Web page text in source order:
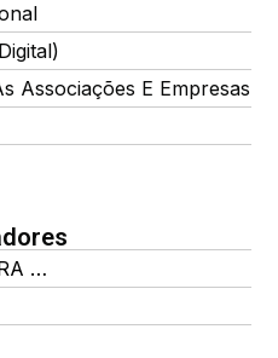
Associações E Empresas
IDEALL ADMINISTRADORA DE BENEFÍCIOS